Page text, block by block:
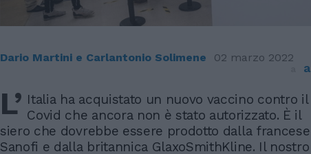
Dario Martini e Carlantonio Solimene 02 marzo 2022
a
L’ Italia ha acquistato un nuovo vaccino contro il
Covid che ancora non è stato autorizzato. È il
siero che dovrebbe essere prodotto dalla francese
Sanofi e dalla britannica GlaxoSmithKline. Il nostro